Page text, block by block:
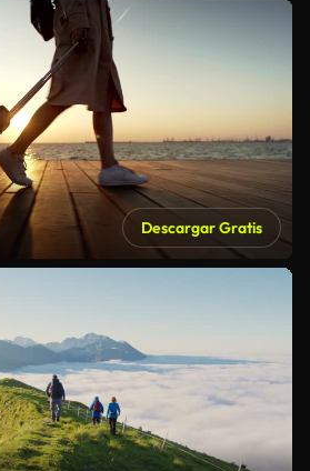
Descargar Gratis